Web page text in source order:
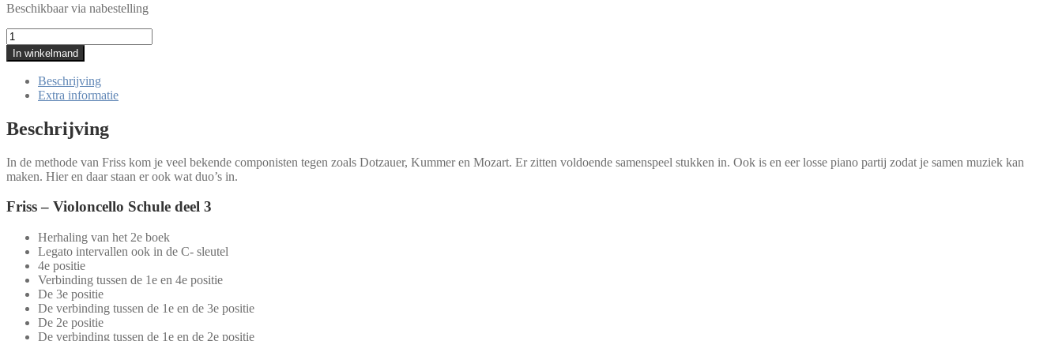
Beschikbaar via nabestelling
Friss
-
Violoncello
Schule
deel
aantal
In winkelmand
Beschrijving
Extra informatie
Beschrijving
In de methode van Friss kom je veel bekende componisten tegen zoals Dotzauer, Kummer en Mozart. Er zitten voldoende samenspeel stukken in. Ook is en eer losse piano partij zodat je samen muziek kan
maken. Hier en daar staan er ook wat duo’s in.
Friss – Violoncello Schule deel 3
Herhaling van het 2e boek
Legato intervallen ook in de C- sleutel
4e positie
Verbinding tussen de 1e en 4e positie
De 3e positie
De verbinding tussen de 1e en de 3e positie
De 2e positie
De verbinding tussen de 1e en de 2e positie